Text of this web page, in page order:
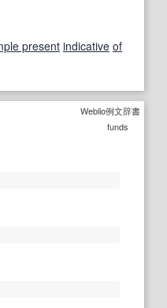
presentindicative of
Weblio例文辞書
funds